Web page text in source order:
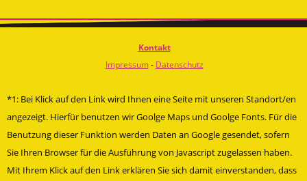
Kontakt
Impressum- Datenschutz
*1: Bei Klick auf den Link wird Ihnen eine Seite mit unseren Standort/en
angezeigt. Hierfür benutzen wir Goolge Maps und Goolge Fonts. Für die
Benutzung dieser Funktion werden Daten an Google gesendet, sofern
Sie Ihren Browser für die Ausführung von Javascript zugelassen haben.
Mit Ihrem Klick auf den Link erklären Sie sich damit einverstanden, dass